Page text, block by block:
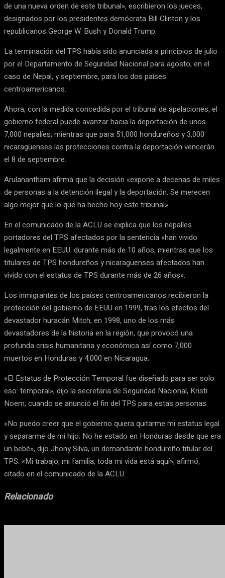
de una nueva orden de este tribunal», escribieron los jueces,
designados por los presidentes demócrata Bill Clinton y los
republicanos George W. Bush y Donald Trump.
La terminación del TPS había sido anunciada a principios de julio
por el Departamento de Seguridad Nacional para agosto, en el
caso de Nepal, y septiembre, para los dos países
centroamericanos.
Ahora, con la medida concedida por el tribunal de apelaciones, el
gobierno federal puede avanzar hacia la deportación de unos
7,000 nepalíes; mientras que para 51,000 hondureños y 3,000
nicaragüenses las protecciones contra la deportación vencerán
el 8 de septiembre.
Arulanantham afirma que la decisión «expone a decenas de miles
de personas a la detención ilegal y la deportación. Se merecen
algo mejor que lo que ha hecho hoy este tribunal».
En el comunicado de la ACLU se explica que los nepalíes
portadores del TPS afectados por la sentencia «han vivido
legalmente en EEUU. durante más de 10 años, mientras que los
titulares de TPS hondureños y nicaragüenses afectados han
vivido con el estatus de TPS durante más de 26 años».
Los inmigrantes de los países centroamericanos recibieron la
protección del gobierno de EEUU en 1999, tras los efectos del
devastador huracán Mitch, en 1998, uno de los más
devastadores de la historia en la región, que provocó una
profunda crisis humanitaria y económica así como 7,000
muertos en Honduras y 4,000 en Nicaragua.
«El Estatus de Protección Temporal fue diseñado para ser solo
eso: temporal», dijo la secretaria de Seguridad Nacional, Kristi
Noem, cuando se anunció el fin del TPS para estas personas.
«No puedo creer que el gobierno quiera quitarme mi estatus legal
y separarme de mi hijo. No he estado en Honduras desde que era
un bebé», dijo Jhony Silva, un demandante hondureño titular del
TPS. «Mi trabajo, mi familia, toda mi vida está aquí», afirmó,
citado en el comunicado de la ACLU.
Relacionado